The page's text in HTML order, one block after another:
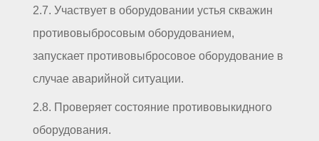
2.7. Участвует в оборудовании устья скважин
противовыбросовым оборудованием,
запускает противовыбросовое оборудование в
случае аварийной ситуации.
2.8. Проверяет состояние противовыкидного
оборудования.